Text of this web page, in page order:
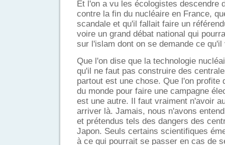
Et l'on a vu les écologistes descendre
contre la fin du nucléaire en France,
scandale et qu'il fallait faire un
voire un grand débat national qui
sur l'islam dont on se demande ce
Que l'on dise que la technologie
qu'il ne faut pas construire des
partout est une chose. Que l'on profite
du monde pour faire une campagne
est une autre. Il faut vraiment n'avoir
arriver là. Jamais, nous n'avons
et prétendus tels des dangers des
Japon. Seuls certains scientifiques
à ce qui pourrait se passer en cas de